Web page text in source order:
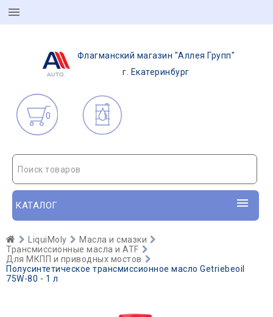
Флагманский магазин "Аллея Групп"
г. Екатеринбург
0
Поиск товаров
КАТАЛОГ
LiquiMoly
Масла и смазки
Трансмиссионные масла и ATF
Для МКПП и приводных мостов
Полусинтетическое трансмиссионное масло Getriebeoil
75W-80 - 1 л